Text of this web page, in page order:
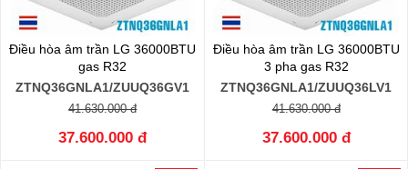
Điều hòa âm trần LG 36000BTU
gas R32
ZTNQ36GNLA1/ZUUQ36GV1
41.630.000 đ
37.600.000 đ
Điều hòa âm trần LG 36000BTU
3 pha gas R32
ZTNQ36GNLA1/ZUUQ36LV1
41.630.000 đ
37.600.000 đ